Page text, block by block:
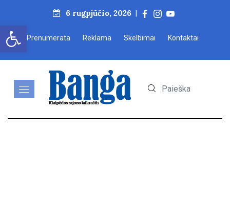
Open toolbar
6 rugpjūčio, 2026 |
Prenumerata Reklama Skelbimai Kontaktai